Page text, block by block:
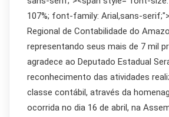
107%; font-family: Arial,sans-
Regional de Contabilidade do
representando seus mais de 7 mil
agradece ao Deputado Estadual
reconhecimento das atividades
classe contábil, através da
ocorrida no dia 16 de abril, na